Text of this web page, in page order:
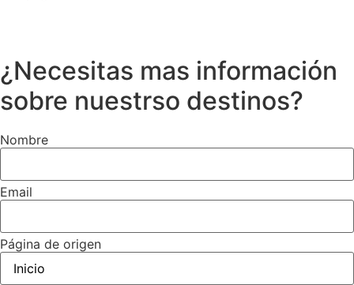
¿Necesitas mas información
sobre nuestrso destinos?
Nombre
Email
Página de origen